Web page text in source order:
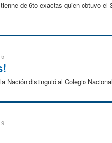
de 6to exactas quien obtuvo
Nación distinguió al Colegio